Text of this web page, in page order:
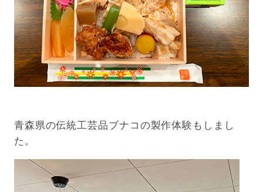
青森県の伝統工芸品ブナコの製作体験もしまし
た。